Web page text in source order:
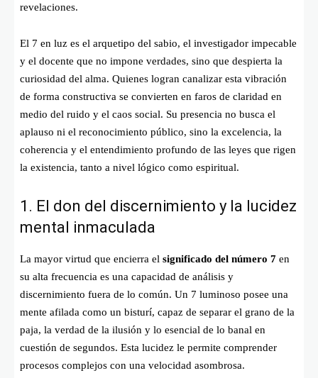
revelaciones.
El 7 en luz es el arquetipo del sabio, el investigador impecable
y el docente que no impone verdades, sino que despierta la
curiosidad del alma. Quienes logran canalizar esta vibración
de forma constructiva se convierten en faros de claridad en
medio del ruido y el caos social. Su presencia no busca el
aplauso ni el reconocimiento público, sino la excelencia, la
coherencia y el entendimiento profundo de las leyes que rigen
la existencia, tanto a nivel lógico como espiritual.
1. El don del discernimiento y la lucidez
mental inmaculada
La mayor virtud que encierra el significado del número 7 en
su alta frecuencia es una capacidad de análisis y
discernimiento fuera de lo común. Un 7 luminoso posee una
mente afilada como un bisturí, capaz de separar el grano de la
paja, la verdad de la ilusión y lo esencial de lo banal en
cuestión de segundos. Esta lucidez le permite comprender
procesos complejos con una velocidad asombrosa.